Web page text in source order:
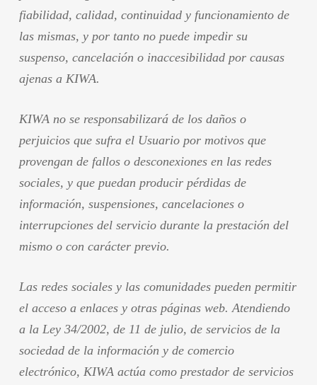
fiabilidad, calidad, continuidad y funcionamiento de
las mismas, y por tanto no puede impedir su
suspenso, cancelación o inaccesibilidad por causas
ajenas a KIWA.
KIWA no se responsabilizará de los daños o
perjuicios que sufra el Usuario por motivos que
provengan de fallos o desconexiones en las redes
sociales, y que puedan producir pérdidas de
información, suspensiones, cancelaciones o
interrupciones del servicio durante la prestación del
mismo o con carácter previo.
Las redes sociales y las comunidades pueden permitir
el acceso a enlaces y otras páginas web. Atendiendo
a la Ley 34/2002, de 11 de julio, de servicios de la
sociedad de la información y de comercio
electrónico, KIWA actúa como prestador de servicios